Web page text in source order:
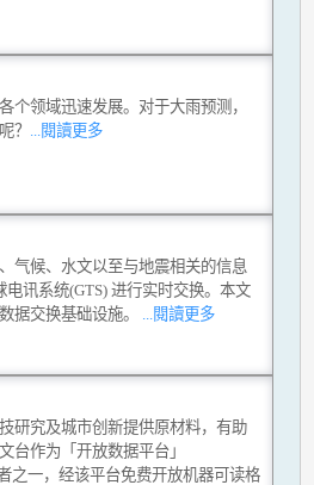
个领域迅速发展。对于大雨预测，
？ ...閱讀更多
气候、水文以至与地震相关的信息
讯系统(GTS) 进行实时交换。本文
据交换基础设施。 ...閱讀更多
研究及城市创新提供原材料，有助
台作为「开放数据平台」
之一，经该平台免费开放机器可读格